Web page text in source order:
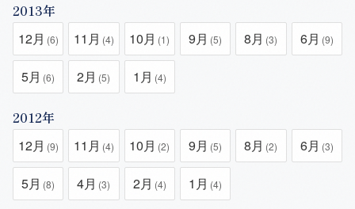
2013年
12月 (6) 11月 (4) 10月 (1) 9月 (5) 8月 (3) 6月 (9)
5月 (6) 2月 (5) 1月 (4)
2012年
12月 (9) 11月 (4) 10月 (2) 9月 (5) 8月 (2) 6月 (3)
5月 (8) 4月 (3) 2月 (4) 1月 (4)